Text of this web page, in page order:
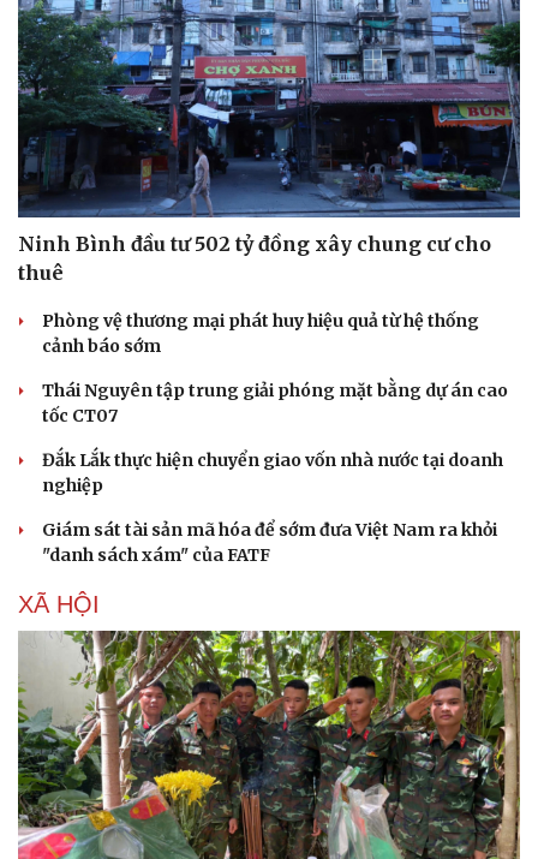
Văn hóa
Sân khấu - Điện ảnh
Văn học
Âm nhạc
Di sản
Giải trí
Nghệ sĩ
Thời trang
Sao Việt
Ninh Bình đầu tư 502 tỷ đồng xây chung cư cho
thuê
Phòng vệ thương mại phát huy hiệu quả từ hệ thống
cảnh báo sớm
Thái Nguyên tập trung giải phóng mặt bằng dự án cao
tốc CT07
Đắk Lắk thực hiện chuyển giao vốn nhà nước tại doanh
nghiệp
Giám sát tài sản mã hóa để sớm đưa Việt Nam ra khỏi
"danh sách xám" của FATF
XÃ HỘI